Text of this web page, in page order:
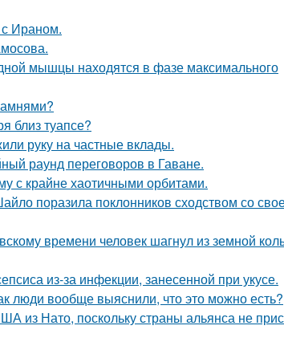
Ираном.
мышцы находятся в фазе максимального
близ туапсе?
руку на частные вклады.
раунд переговоров в Гаване.
с крайне хаотичными орбитами.
поразила поклонников сходством со
времени человек шагнул из земной
из-за инфекции, занесенной при укусе.
люди вообще выяснили, что это можно есть?
из Нато, поскольку страны альянса не